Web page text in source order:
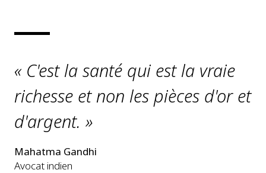
« C'est la santé qui est la vraie
richesse et non les pièces d'or et
d'argent. »
Mahatma Gandhi
Avocat indien